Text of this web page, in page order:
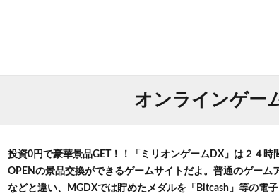
オンラインゲー
投資0円で豪華景品GET！！「ミリオンゲームDX」は２４時
OPENの景品交換ができるゲームサイトだよ。普通のゲーム
などと違い、MGDXでは貯めたメダルを「Bitcash」等の電